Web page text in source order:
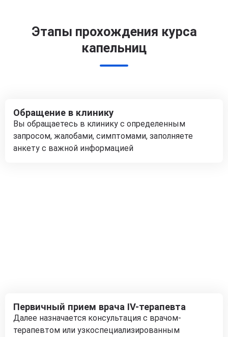
Этапы прохождения курса
капельниц
Обращение в клинику
Вы обращаетесь в клинику с определенным
запросом, жалобами, симптомами, заполняете
анкету с важной информацией
Первичный прием врача IV-терапевта
Далее назначается консультация с врачом-
терапевтом или узкоспециализированным